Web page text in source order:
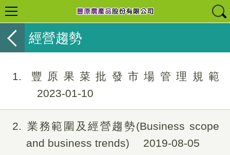
經營趨勢
1
豐原果菜批發市場管理規範
2023-01-10
2
業務範圍及經營趨勢(Business scope
and business trends)
2019-08-05